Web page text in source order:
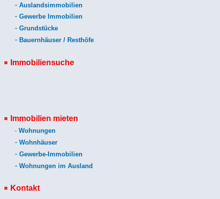
- Auslandsimmobilien
- Gewerbe Immobilien
- Grundstücke
- Bauernhäuser / Resthöfe
Immobiliensuche
Immobilien mieten
- Wohnungen
- Wohnhäuser
- Gewerbe-Immobilien
- Wohnungen im Ausland
Kontakt